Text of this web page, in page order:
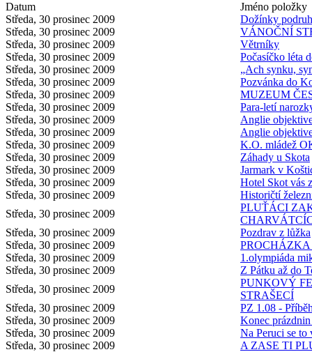
Datum
Jméno položky
Středa, 30 prosinec 2009
Dožínky
Středa, 30 prosinec 2009
VÁNOČNÍ
Středa, 30 prosinec 2009
Větrníky
Středa, 30 prosinec 2009
Počasíčko léta
Středa, 30 prosinec 2009
„Ach synku,
Středa, 30 prosinec 2009
Pozvánka do
Středa, 30 prosinec 2009
MUZEUM
Středa, 30 prosinec 2009
Para-letí
Středa, 30 prosinec 2009
Anglie
Středa, 30 prosinec 2009
Anglie
Středa, 30 prosinec 2009
K.O. mládež
Středa, 30 prosinec 2009
Záhady u Skota
Středa, 30 prosinec 2009
Jarmark v
Středa, 30 prosinec 2009
Hotel Skot vás
Středa, 30 prosinec 2009
Historičtí
Středa, 30 prosinec 2009
PLUŤÁCI
Středa, 30 prosinec 2009
Pozdrav z lůžka
Středa, 30 prosinec 2009
Středa, 30 prosinec 2009
1.olympiáda
Středa, 30 prosinec 2009
Z Pátku až do
Středa, 30 prosinec 2009
PUNKOVÝ
STRAŠECÍ
Středa, 30 prosinec 2009
PZ 1.08 -
Středa, 30 prosinec 2009
Konec
Středa, 30 prosinec 2009
Na Peruci se to
Středa, 30 prosinec 2009
A ZASE TI